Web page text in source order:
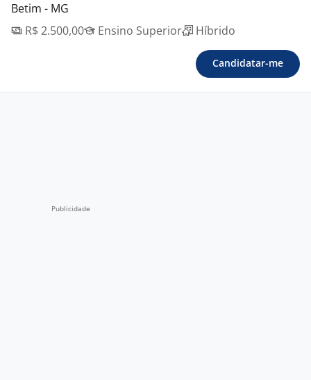
Betim - MG
R$ 2.500,00
Ensino Superior Híbrido
Candidatar-me